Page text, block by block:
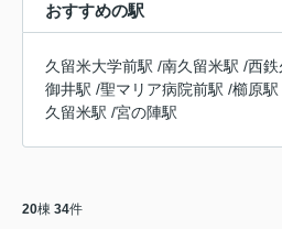
おすすめの駅
久留米大学前駅 /南久留米駅 /西鉄
御井駅 /聖マリア病院前駅 /櫛原駅
久留米駅 /宮の陣駅
20棟 34件